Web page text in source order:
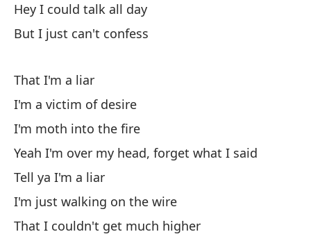
Hey I could talk all day
But I just can't confess
That I'm a liar
I'm a victim of desire
I'm moth into the fire
Yeah I'm over my head, forget what I said
Tell ya I'm a liar
I'm just walking on the wire
That I couldn't get much higher